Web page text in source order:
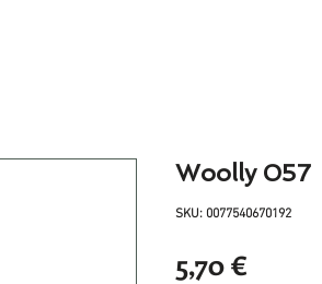
Woolly 057
SKU: 0077540670192
5,70 €